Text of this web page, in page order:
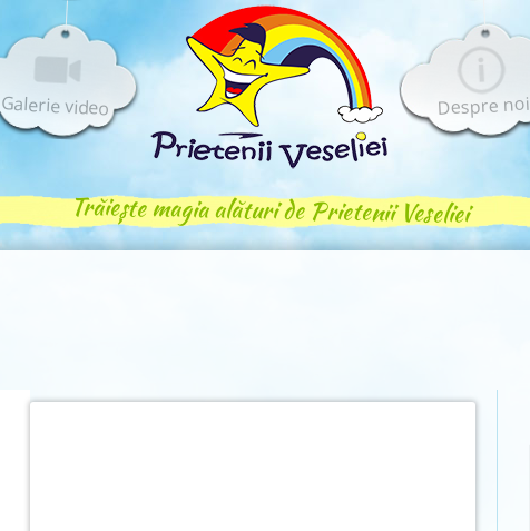
Galerie video Despre noi
Trăiește magia alături de Prietenii Veseliei